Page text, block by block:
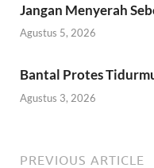
Jangan Menyerah
Agustus 5, 2026
Bantal Protes
Agustus 3, 2026
PREVIOUS ARTICLE